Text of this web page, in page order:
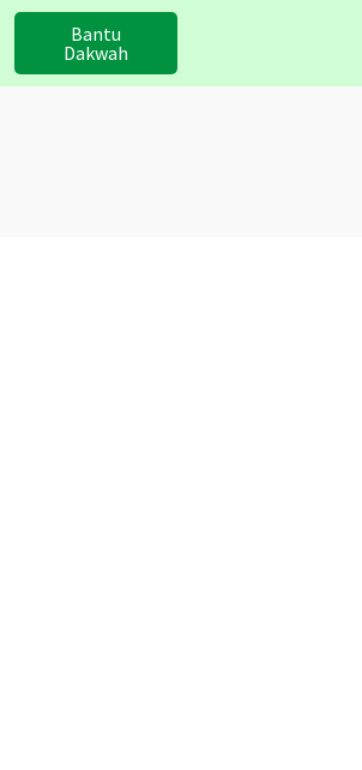
Bantu
Dakwah